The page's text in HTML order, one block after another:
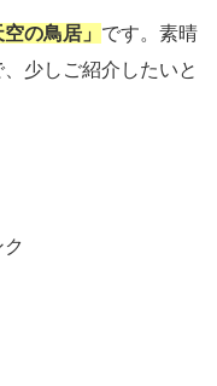
空の鳥居」 です。素晴
少しご紹介したいと